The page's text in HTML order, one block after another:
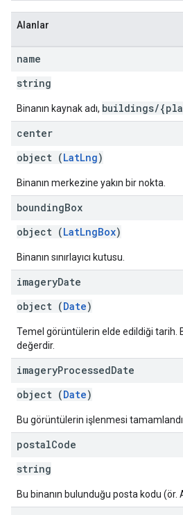
Alanlar
name
string
Binanın kaynak adı, buildings/
center
object (LatLng)
Binanın merkezine yakın bir nokta.
boundingBox
object (LatLngBox)
Binanın sınırlayıcı kutusu.
imageryDate
object (Date)
Temel görüntülerin elde edildiği tarih.
değerdir.
imageryProcessedDate
object (Date)
Bu görüntülerin işlenmesi
postalCode
string
Bu binanın bulunduğu posta kodu (ör.